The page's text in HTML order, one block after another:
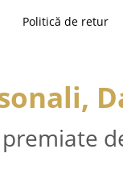
Politică de retur